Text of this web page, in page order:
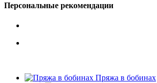
Персональные рекомендации
Пряжа в бобинах